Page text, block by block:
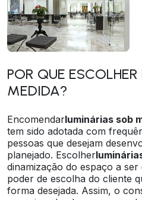
POR QUE
MEDIDA?
Encomendarluminárias sob
tem sido adotada com
pessoas que desejam
planejado. Escolher
dinamização do espaço a
poder de escolha do cliente
forma desejada. Assim, o